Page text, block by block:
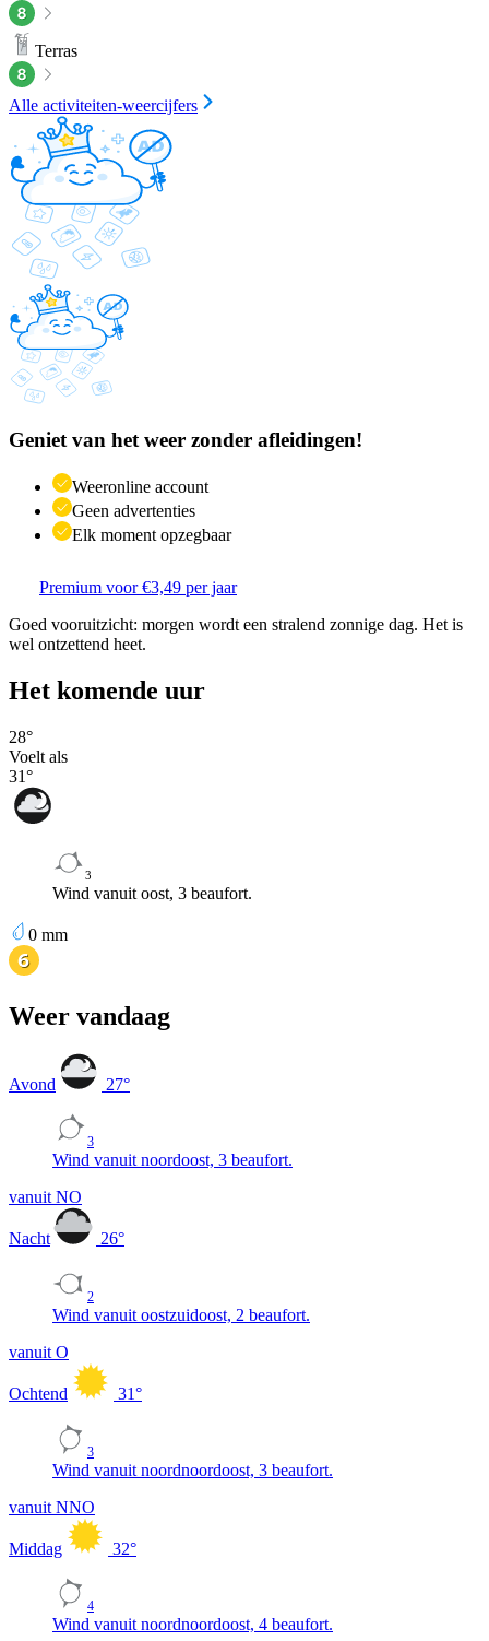
Terras
Alle activiteiten-weercijfers
Geniet van het weer zonder afleidingen!
Weeronline account
Geen advertenties
Elk moment opzegbaar
Premium voor €3,49 per jaar
Goed vooruitzicht: morgen wordt een stralend zonnige dag. Het is
wel ontzettend heet.
Het komende uur
28°
Voelt als
31°
3
Wind vanuit oost, 3 beaufort.
0 mm
Weer vandaag
Avond 27°
3
Wind vanuit noordoost, 3 beaufort.
vanuit NO
Nacht 26°
2
Wind vanuit oostzuidoost, 2 beaufort.
vanuit O
Ochtend 31°
3
Wind vanuit noordnoordoost, 3 beaufort.
vanuit NNO
Middag 32°
4
Wind vanuit noordnoordoost, 4 beaufort.